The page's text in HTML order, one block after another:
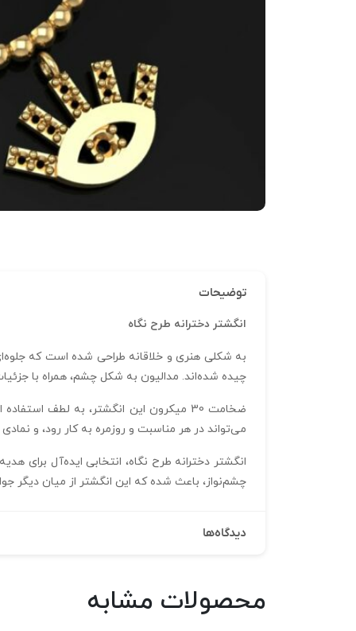
توضیحات
انگشتر دخترانه طرح نگاه
به شکلی هنری و خلاقانه طراحی شده است که
چیده شده‌اند. مدالیون به شکل چشم، همراه با
می‌تواند در هر مناسبت و روزمره به کار رود، و
انگشتر دخترانه طرح نگاه، انتخابی ایده‌آل برای
چشم‌نواز، باعث شده که این انگشتر از میان دیگر
دیدگاه‌ها
محصولات مشابه